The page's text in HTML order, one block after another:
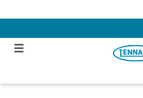
to
to
menu